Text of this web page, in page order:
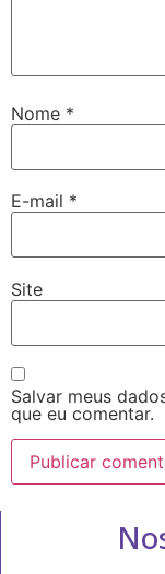
Nome *
E-mail *
Site
Salvar meus
que eu comentar.